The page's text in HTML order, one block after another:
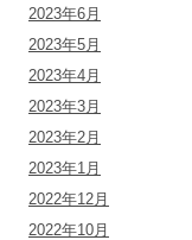
2023年6月
2023年5月
2023年4月
2023年3月
2023年2月
2023年1月
2022年12月
2022年10月